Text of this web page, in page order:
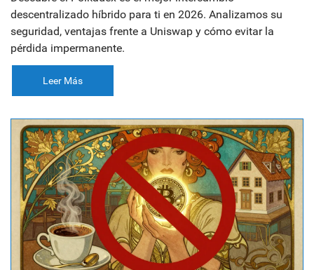
descentralizado híbrido para ti en 2026. Analizamos su
seguridad, ventajas frente a Uniswap y cómo evitar la
pérdida impermanente.
Leer Más